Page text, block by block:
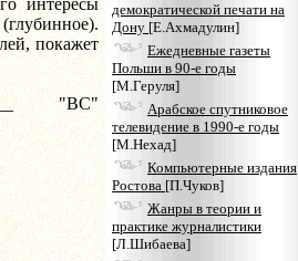
интересы
покажет
"ВС"
демократической печати на
Дону [Е.Ахмадулин]
Ежедневные газеты
Польши в 90-е годы
[М.Геруля]
Арабское спутниковое
телевидение в 1990-е годы
[М.Нехад]
Компьютерные издания
Ростова [П.Чуков]
Жанры в теории и
практике журналистики
[Л.Шибаева]